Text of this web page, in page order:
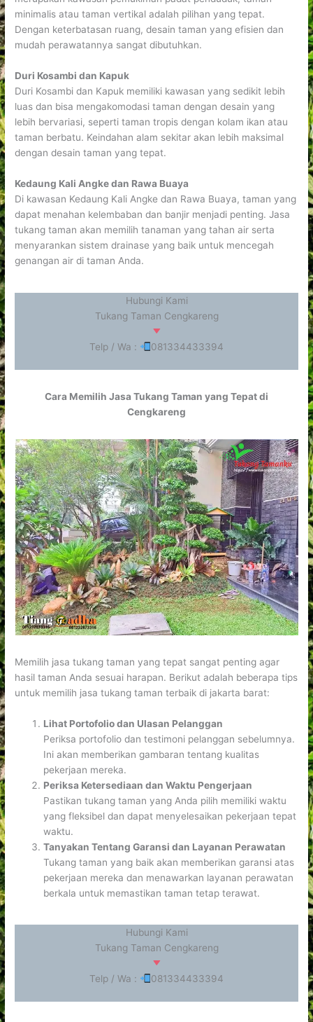
minimalis atau taman vertikal adalah pilihan yang tepat.
Dengan keterbatasan ruang, desain taman yang efisien dan
mudah perawatannya sangat dibutuhkan.
Duri Kosambi dan Kapuk
Duri Kosambi dan Kapuk memiliki kawasan yang sedikit lebih
luas dan bisa mengakomodasi taman dengan desain yang
lebih bervariasi, seperti taman tropis dengan kolam ikan atau
taman berbatu. Keindahan alam sekitar akan lebih maksimal
dengan desain taman yang tepat.
Kedaung Kali Angke dan Rawa Buaya
Di kawasan Kedaung Kali Angke dan Rawa Buaya, taman yang
dapat menahan kelembaban dan banjir menjadi penting. Jasa
tukang taman akan memilih tanaman yang tahan air serta
menyarankan sistem drainase yang baik untuk mencegah
genangan air di taman Anda.
Hubungi Kami
Tukang Taman Cengkareng
Telp / Wa : 081334433394
Cara Memilih Jasa Tukang Taman yang Tepat di
Cengkareng
Memilih jasa tukang taman yang tepat sangat penting agar
hasil taman Anda sesuai harapan. Berikut adalah beberapa tips
untuk memilih jasa tukang taman terbaik di jakarta barat:
Lihat Portofolio dan Ulasan Pelanggan
Periksa portofolio dan testimoni pelanggan sebelumnya.
Ini akan memberikan gambaran tentang kualitas
pekerjaan mereka.
Periksa Ketersediaan dan Waktu Pengerjaan
Pastikan tukang taman yang Anda pilih memiliki waktu
yang fleksibel dan dapat menyelesaikan pekerjaan tepat
waktu.
Tanyakan Tentang Garansi dan Layanan Perawatan
Tukang taman yang baik akan memberikan garansi atas
pekerjaan mereka dan menawarkan layanan perawatan
berkala untuk memastikan taman tetap terawat.
Hubungi Kami
Tukang Taman Cengkareng
Telp / Wa : 081334433394